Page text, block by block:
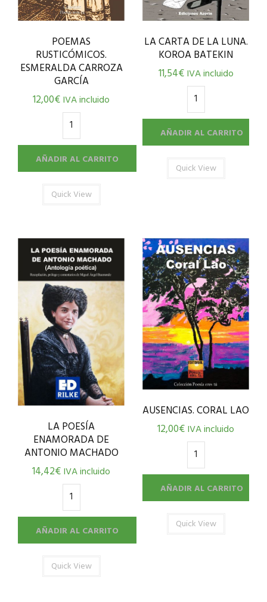
POEMAS
RUSTICÓMICOS.
ESMERALDA CARROZA
GARCÍA
12,00€IVA incluido
AÑADIR AL CARRITO
Quick View
LA CARTA DE LA LUNA.
KOROA BATEKIN
11,54€ IVA incluido
AÑADIR AL CARRITO
Quick View
LA POESÍA
ENAMORADA DE
ANTONIO MACHADO
14,42€IVA incluido
AÑADIR AL CARRITO
Quick View
AUSENCIAS. CORAL LAO
12,00€IVA incluido
AÑADIR AL CARRITO
Quick View